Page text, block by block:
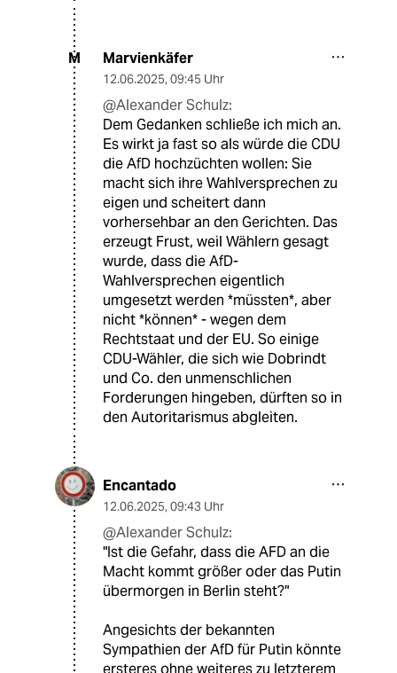
M Marvienkäfer
12.06.2025, 09:45 Uhr
@Alexander Schulz:
Dem Gedanken schließe ich mich an.
Es wirkt ja fast so als würde die CDU
die AfD hochzüchten wollen: Sie
macht sich ihre Wahlversprechen zu
eigen und scheitert dann
vorhersehbar an den Gerichten. Das
erzeugt Frust, weil Wählern gesagt
wurde, dass die AfD-
Wahlversprechen eigentlich
umgesetzt werden *müssten*, aber
nicht *können* - wegen dem
Rechtstaat und der EU. So einige
CDU-Wähler, die sich wie Dobrindt
und Co. den unmenschlichen
Forderungen hingeben, dürften so in
den Autoritarismus abgleiten.
Encantado
12.06.2025, 09:43 Uhr
@Alexander Schulz:
"Ist die Gefahr, dass die AFD an die
Macht kommt größer oder das Putin
übermorgen in Berlin steht?"
Angesichts der bekannten
Sympathien der AfD für Putin könnte
ersteres ohne weiteres zu letzterem